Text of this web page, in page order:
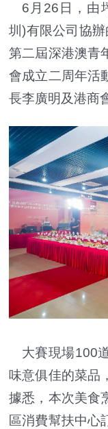
6月26日，由
圳)有限公司協
第二屆深港澳青
會成立二周年活
長李廣明及港商
大賽現場100
味意俱佳的菜品
據悉，本次美食
區消費幫扶中心